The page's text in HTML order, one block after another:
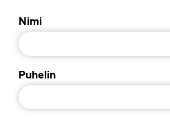
Ei
-
Nimi
Puhelin